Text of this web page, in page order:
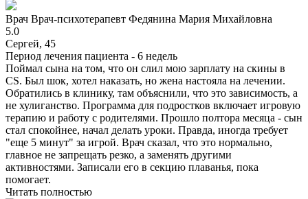
Врач Врач-психотерапевт Федянина Мария Михайловна
5.0
Сергей, 45
Период лечения пациента - 6 недель
Поймал сына на том, что он слил мою зарплату на скины в
CS. Был шок, хотел наказать, но жена настояла на лечении.
Обратились в клинику, там объяснили, что это зависимость, а
не хулиганство. Программа для подростков включает игровую
терапию и работу с родителями. Прошло полтора месяца - сын
стал спокойнее, начал делать уроки. Правда, иногда требует
"еще 5 минут" за игрой. Врач сказал, что это нормально,
главное не запрещать резко, а заменять другими
активностями. Записали его в секцию плаванья, пока
помогает.
Читать полностью